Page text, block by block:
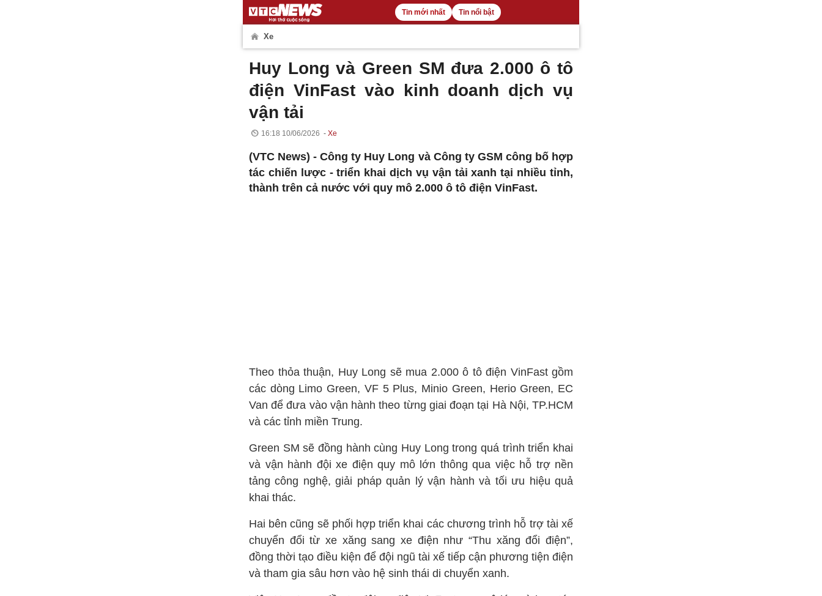
Tin mới nhất Tin nổi bật
Xe
Huy Long và Green SM đưa 2.000 ô tô
điện VinFast vào kinh doanh dịch vụ
vận tải
16:18 10/06/2026 Xe
(VTC News) -Công ty Huy Long và Công ty GSM công bố hợp
tác chiến lược - triển khai dịch vụ vận tải xanh tại nhiều tỉnh,
thành trên cả nước với quy mô 2.000 ô tô điện VinFast.
Theo thỏa thuận, Huy Long sẽ mua 2.000 ô tô điện VinFast gồm
các dòng Limo Green, VF 5 Plus, Minio Green, Herio Green, EC
Van để đưa vào vận hành theo từng giai đoạn tại Hà Nội, TP.HCM
và các tỉnh miền Trung.
Green SM sẽ đồng hành cùng Huy Long trong quá trình triển khai
và vận hành đội xe điện quy mô lớn thông qua việc hỗ trợ nền
tảng công nghệ, giải pháp quản lý vận hành và tối ưu hiệu quả
khai thác.
Hai bên cũng sẽ phối hợp triển khai các chương trình hỗ trợ tài xế
chuyển đổi từ xe xăng sang xe điện như “Thu xăng đổi điện”,
đồng thời tạo điều kiện để đội ngũ tài xế tiếp cận phương tiện điện
và tham gia sâu hơn vào hệ sinh thái di chuyển xanh.